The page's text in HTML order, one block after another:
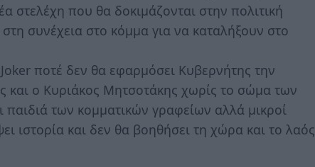
στελέχη που θα δοκιμάζονται στην πολιτική
συνέχεια στο κόμμα για να καταλήξουν στο
ποτέ δεν θα εφαρμόσει Κυβερνήτης την
και ο Κυριάκος Μητσοτάκης χωρίς το σώμα των
παιδιά των κομματικών γραφείων αλλά μικροί
ιστορία και δεν θα βοηθήσει τη χώρα και το λαός